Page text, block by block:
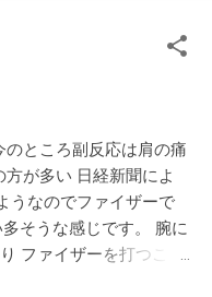
ところ副反応は肩の痛
が多い 日経新聞によ
うなのでファイザーで
そうな感じです。 腕に
ファイザーを打つこと